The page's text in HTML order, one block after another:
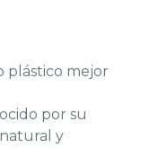
plástico mejor
por su
y